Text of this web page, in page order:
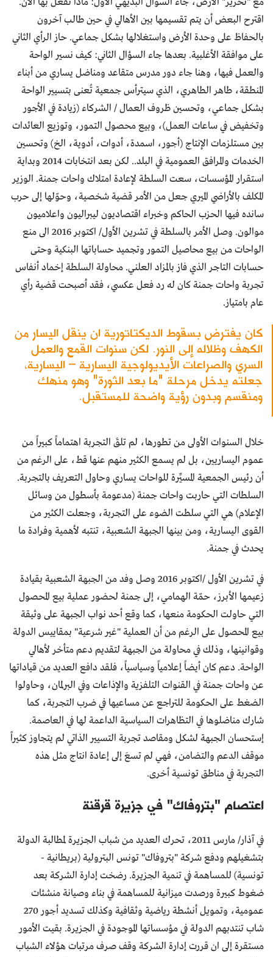
اقترح البعض أن يتم تقسيمها بين الأهالي في حين طالب آخرون
بالحفاظ على وحدة الأرض واستغلالها بشكل جماعي. حاز الرأي الثاني
على موافقة الأغلبية. بعدها جاء السؤال الثاني: كيف نسير الواحة
والعمل فيها، وهنا جاء دور مدرس متقاعد ومناضل يساري من أبناء
المنطقة، طاهر الطاهري، الذي سيترأس جمعية تُعنى بتسيير الواحة
بشكل جماعي، وتحسين ظروف العمال / الشركاء (زيادة في الأجور
وتخفيض في ساعات العمل)، وبيع محصول التمور، وتوزيع العائدات
بين مستلزمات الإنتاج (أجور، اسمدة، أدوات، أدوية، الخ) وتحسين
الخدمات والمرافق العمومية في البلد.. لكن بعد انتخابات 2014 وبداية
استقرار المؤسسات، سعت السلطة لإعادة امتلاك واحات جمنة. الوزير
المكلف بالأراضي الميري جعل من الأمر قضية شخصية، وحوّلها إلى حرب
سانده فيها الحزب الحاكم وخبراء اقتصاديون ليبراليون واعلاميون
موالون. وصل الأمر بالسلطة في تشرين الأول/ اكتوبر 2016 الى منع
الواحات من بيع محاصيل التمور وتجميد حساباتها البنكية وحتى
حسابات التاجر الذي فاز بالمزاد العلني. محاولة السلطة إخماد أنفاس
تجربة واحات جمنة كان له رد فعل عكسي، فقد أصبحت قضية رأي
عام بامتياز.
كان يفترض بسقوط الديكتاتورية ان ينقل اليسار من
الكهف وظلاله إلى النور. لكن سنوات القمع والعمل
السري والصراعات الأيديولوجية اليسارية – اليسارية،
جعلته يدخل مرحلة "ما بعد الثورة" وهو منهك
ومنقسم وبدون رؤية واضحة للمستقبل.
خلال السنوات الأولى من تطورها، لم تلقَ التجربة اهتماماً كبيراً من
عموم اليساريين، بل لم يسمع الكثير منهم عنها قط، على الرغم من
أن رئيس الجمعية المسيِّرة للواحات يساري وحاول التعريف بالتجربة.
السلطات التي حاربت واحات جمنة (مدعومة بأسطول من وسائل
الإعلام) هي التي سلطت الضوء على التجربة، وجعلت الكثير من
القوى اليسارية، ومن بينها الجبهة الشعبية، تنتبه لأهمية وفرادة ما
يحدث في جمنة.
في تشرين الأول /اكتوبر 2016 وصل وفد من الجبهة الشعبية بقيادة
زعيمها الأبرز، حمّة الهمامي، إلى جمنة لحضور عملية بيع المحصول
التي حاولت الحكومة منعها، كما وقع أحد نواب الجبهة على وثيقة
بيع المحصول على الرغم من أن العملية "غير شرعية" بمقاييس الدولة
وقوانينها، وذلك في محاولة من الجبهة لتقديم دعم متأخر لأهالي
الواحة. دعم كان أيضاً إعلامياً وسياسياً، فلقد دافع العديد من قياداتها
عن واحات جمنة في القنوات التلفزية والإذاعات وفي البرلمان، وحاولوا
الضغط على الحكومة للتراجع عن مساعيها في ضرب التجربة، كما
شارك مناضلوها في التظاهرات السياسية الداعمة لها في العاصمة.
إستحسان الجبهة لشكل ومقاصد تجربة التسيير الذاتي لم يتجاوز كثيراً
موقف الدعم والتضامن، فهي لم تسعَ إلى إعادة انتاج مثل هذه
التجربة في مناطق تونسية أخرى.
اعتصام "بتروفاك" في جزيرة قرقنة
في آذار/ مارس 2011، تحرك العديد من شباب الجزيرة لمطالبة الدولة
بتشغيلهم ودفع شركة "بتروفاك" تونس البترولية (بريطانية -
تونسية) للمساهمة في تنمية الجزيرة. رضخت إدارة الشركة بعد
ضغوط كبيرة ورصدت ميزانية للمساهمة في بناء وصيانة منشئات
عمومية، وتمويل أنشطة رياضية وثقافية وكذلك تسديد أجور 270
شاب تنتدبهم الدولة في مؤسساتها الموجودة في الجزيرة. بقيت الأمور
مستقرة إلى ان قررت إدارة الشركة وقف صرف مرتبات هؤلاء الشباب